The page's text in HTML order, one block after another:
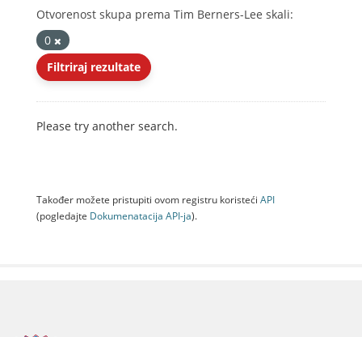
Otvorenost skupa prema Tim Berners-Lee skali:
0
Filtriraj rezultate
Please try another search.
Također možete pristupiti ovom registru koristeći API
(pogledajte Dokumenаtаcijа API-jа).